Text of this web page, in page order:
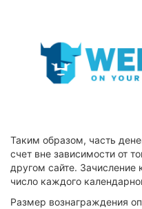
Таким образом, часть
счет вне зависимости от
другом сайте. Зачисление
число каждого
Размер вознаграждения